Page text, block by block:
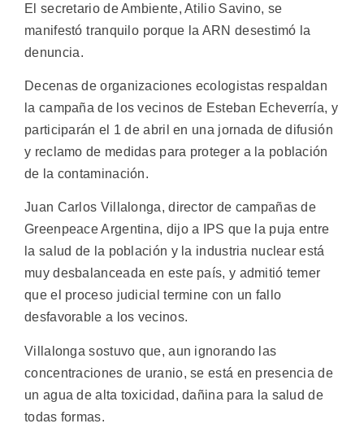
El secretario de Ambiente, Atilio Savino, se
manifestó tranquilo porque la ARN desestimó la
denuncia.
Decenas de organizaciones ecologistas respaldan
la campaña de los vecinos de Esteban Echeverría, y
participarán el 1 de abril en una jornada de difusión
y reclamo de medidas para proteger a la población
de la contaminación.
Juan Carlos Villalonga, director de campañas de
Greenpeace Argentina, dijo a IPS que la puja entre
la salud de la población y la industria nuclear está
muy desbalanceada en este país, y admitió temer
que el proceso judicial termine con un fallo
desfavorable a los vecinos.
Villalonga sostuvo que, aun ignorando las
concentraciones de uranio, se está en presencia de
un agua de alta toxicidad, dañina para la salud de
todas formas.